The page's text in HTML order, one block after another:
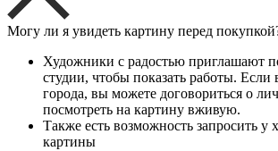
Могу ли я увидеть картину перед
Художники с радостью приглашают
студии, чтобы показать работы. Если
города, вы можете договориться о
посмотреть на картину вживую.
Также есть возможность запросить у
картины